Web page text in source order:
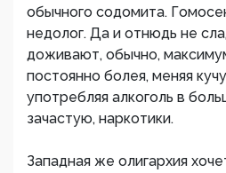
обычного содомита.
недолог. Да и отнюдь не
доживают, обычно,
постоянно болея, меняя
употребляя алкоголь в
зачастую, наркотики.
Западная же олигархия